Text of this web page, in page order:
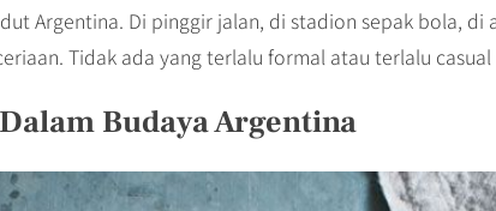
Argentina. Di pinggir jalan, di stadion sepak bola, di
Tidak ada yang terlalu formal atau terlalu
Budaya Argentina